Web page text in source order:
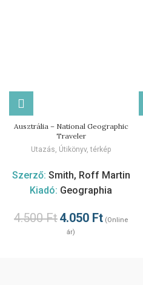
Ausztrália – National Geographic
Traveler
Utazás, Útikönyv, térkép
Szerző: Smith, Roff Martin
Kiadó: Geographia
4.500Ft4.050 Ft (Online
ár)